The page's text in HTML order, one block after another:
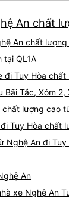
An chất
An chất
tại QL1A
đi Tuy Hòa
Tắc, Xóm
chất lượng cao
Tuy Hòa chất
Nghệ An đi Tuy
An
xe Nghệ An